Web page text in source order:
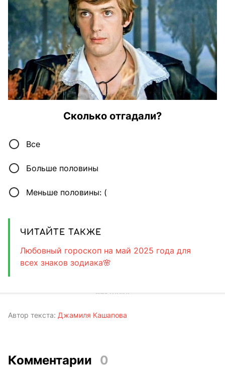
Сколько отгадали?
Все
Больше половины
Меньше половины: (
ЧИТАЙТЕ ТАКЖЕ
Любовный гороскоп на май 2025 года для
всех знаков зодиака🌸
Автор текста: Джамиля Кашапова
Комментарии 0